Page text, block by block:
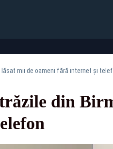
lăsat mii de oameni fără internet și
din